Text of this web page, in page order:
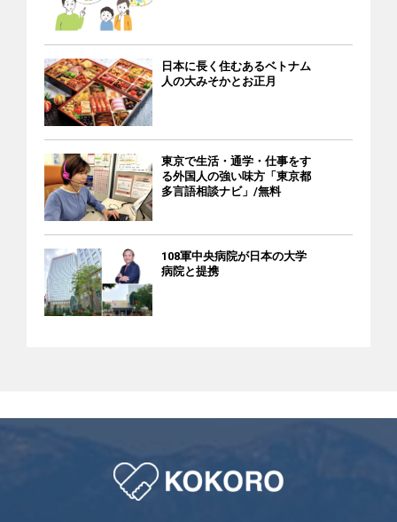
日本に長く住むあるベトナム
人の大みそかとお正月
東京で生活・通学・仕事をす
る外国人の強い味方「東京都
多言語相談ナビ」/無料
108軍中央病院が日本の大学
病院と提携